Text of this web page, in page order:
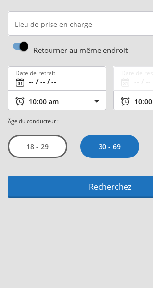
Lieu de prise en charge
Retourner au même endroit
Date de retrait
Âge du conducteur :
18 - 29 30 - 69
Recherchez